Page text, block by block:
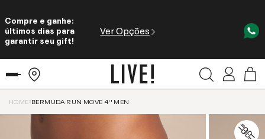
Compre e ganhe:
últimos dias para
garantir seu gift!
Ver Opções
HOME BERMUDA RUN MOVE 4'' MEN